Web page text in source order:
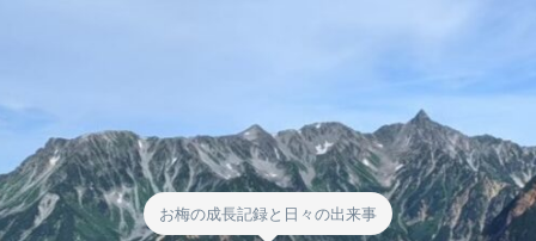
お梅の成長記録と日々の出来事